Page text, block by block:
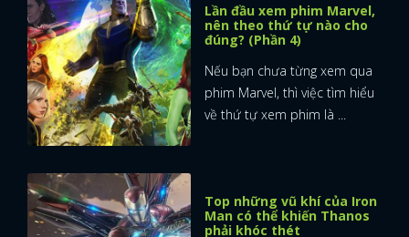
x
ĐĂNG NHẬP
Lần đầu xem phim Marvel,
nên theo thứ tự nào cho
đúng? (Phần 4)
Nếu bạn chưa từng xem qua
phim Marvel, thì việc tìm hiểu
về thứ tự xem phim là ...
Top những vũ khí của Iron
Man có thể khiến Thanos
phải khóc thét